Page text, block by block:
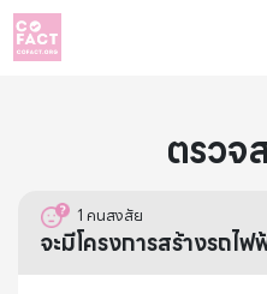
ตรวจ
1 คนสงสัย
จะมีโครงการสร้างรถไ